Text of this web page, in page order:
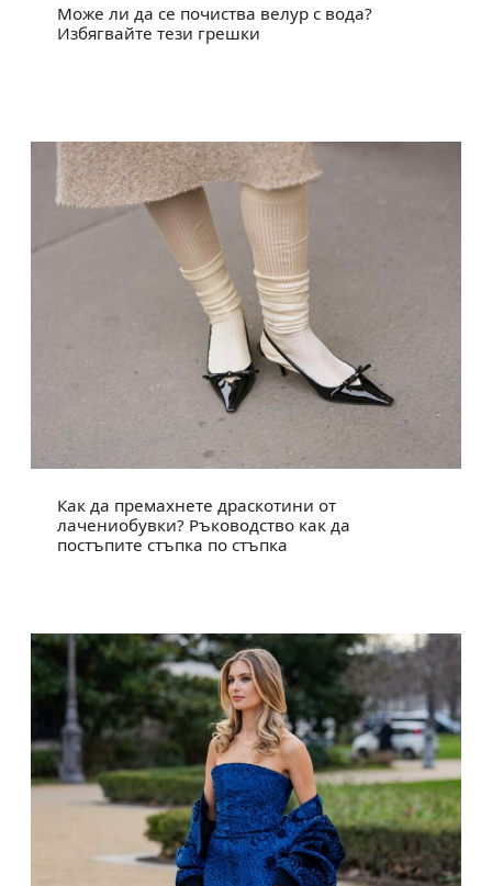
Може ли да се почиства велур с вода?
Избягвайте тези грешки
Как да премахнете драскотини от
лачениобувки? Ръководство как да
постъпите стъпка по стъпка